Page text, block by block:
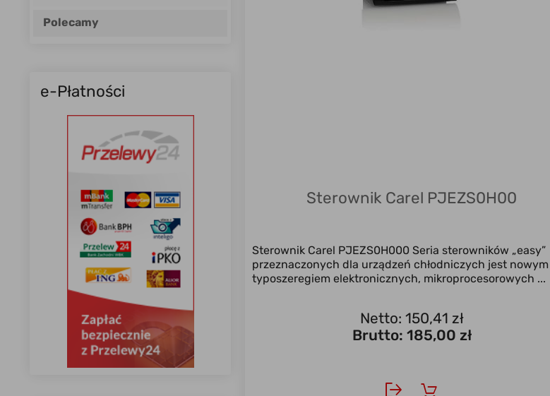
Polecamy
e-Płatności
Sterownik Carel PJEZS0H00
Sterownik Carel PJEZS0H000 Seria sterowników „easy”
przeznaczonych dla urządzeń chłodniczych jest nowym
typoszeregiem elektronicznych, mikroprocesorowych ...
Netto: 150,41 zł
Brutto: 185,00 zł